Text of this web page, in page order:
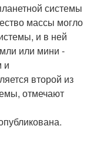
системы
массы могло
и в ней
или мини -
и
второй из
отмечают